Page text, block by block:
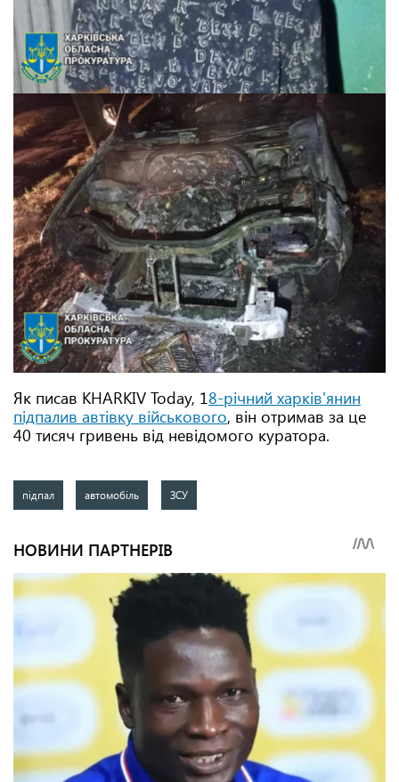
Як писав KHARKIV Today, 1 8-річний харків'янин
підпалив автівку військового, він отримав за це
40 тисяч гривень від невідомого куратора.
підпал автомобіль ЗСУ